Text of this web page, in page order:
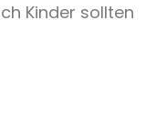
Kinder sollten